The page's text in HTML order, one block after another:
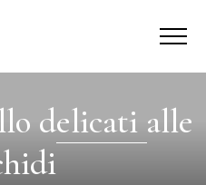
delicati alle